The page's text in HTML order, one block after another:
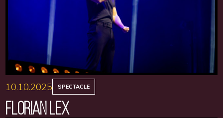
10.10.2025 SPECTACLE
FLORIAN LEX